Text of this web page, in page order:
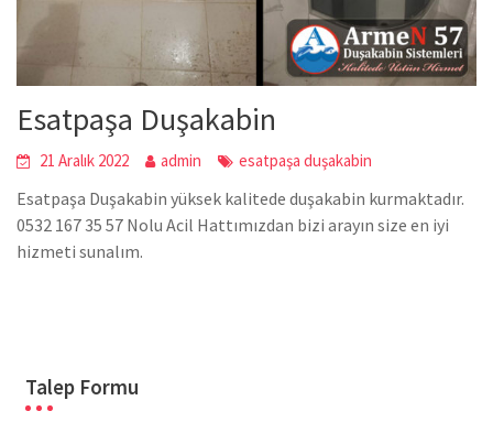
Esatpaşa Duşakabin
21 Aralık 2022 admin esatpaşa duşakabin
Esatpaşa Duşakabin yüksek kalitede duşakabin kurmaktadır.
0532 167 35 57 Nolu Acil Hattımızdan bizi arayın size en iyi
hizmeti sunalım.
Talep Formu